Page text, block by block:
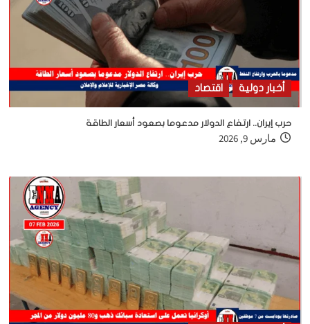
أخبار دولية اقتصاد
حرب إيران.. ارتفاع الدولار مدعوما بصعود أسعار الطاقة
مارس 9, 2026